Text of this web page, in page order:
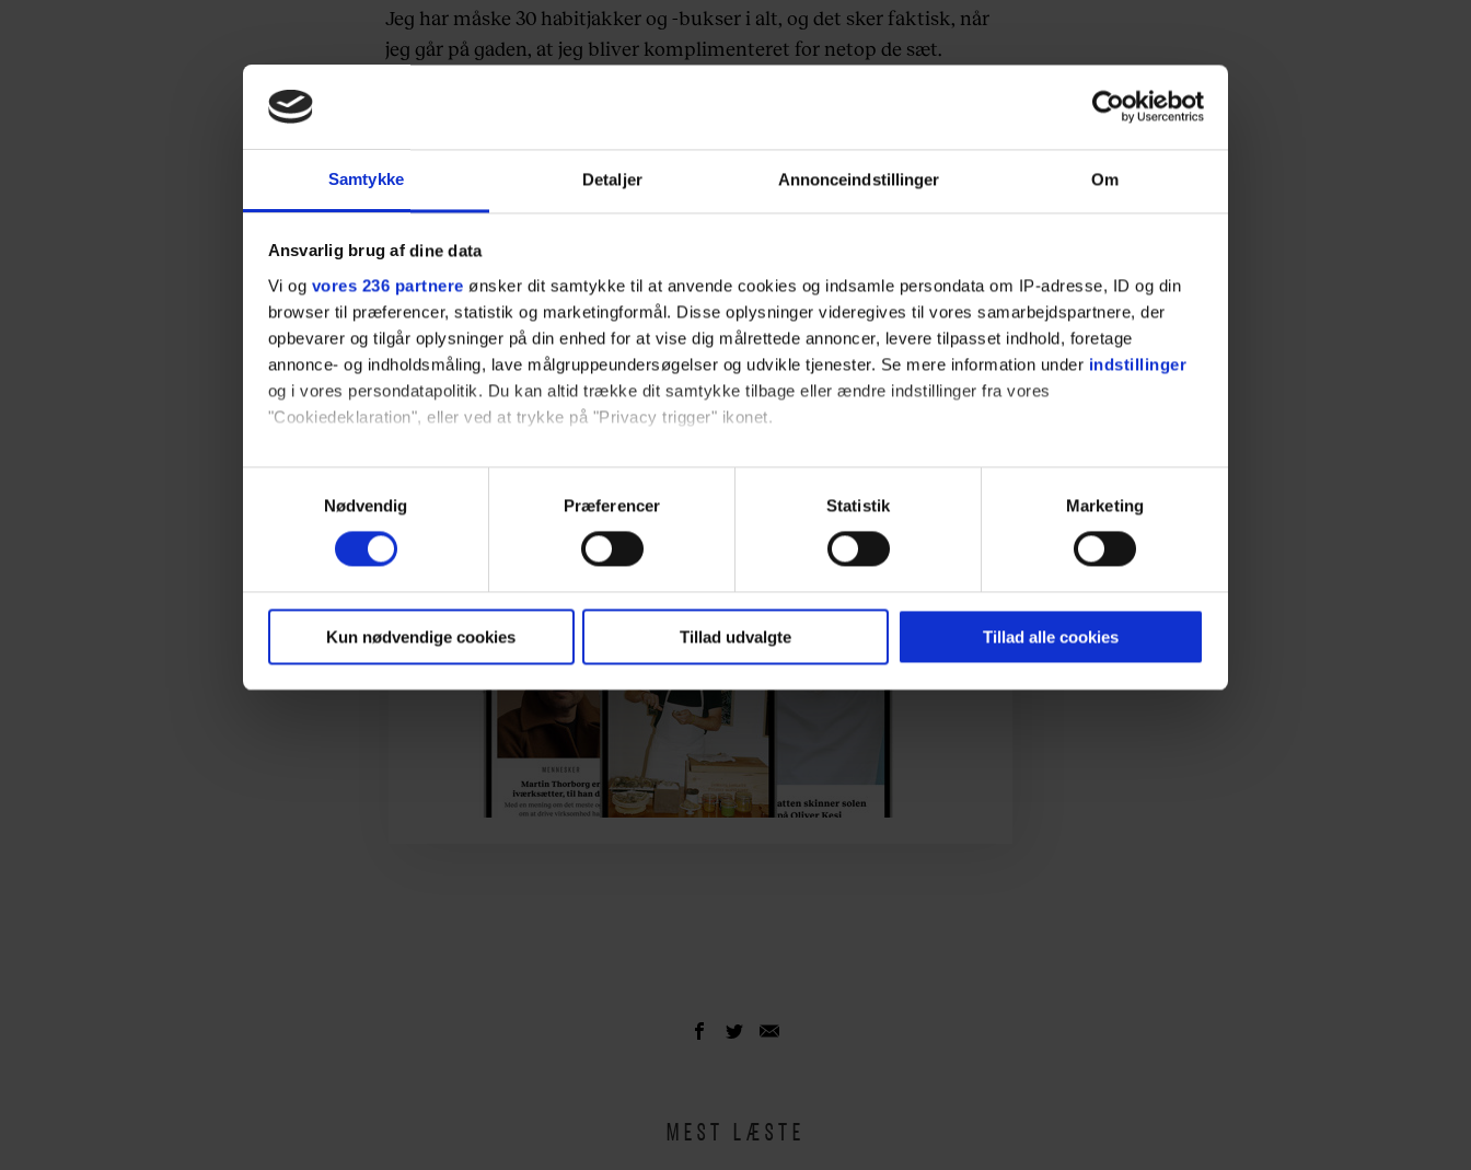
Samtykke Detaljer Annonceindstillinger Om
Ansvarlig brug af dine data
Vi og vores 236 partnere ønsker dit samtykke til at anvende cookies og indsamle persondata om IP-adresse, ID og din
browser til præferencer, statistik og marketingformål. Disse oplysninger videregives til vores samarbejdspartnere, der
opbevarer og tilgår oplysninger på din enhed for at vise dig målrettede annoncer, levere tilpasset indhold, foretage
annonce- og indholdsmåling, lave målgruppeundersøgelser og udvikle tjenester. Se mere information under indstillinger
og i vores persondatapolitik. Du kan altid trække dit samtykke tilbage eller ændre indstillinger fra vores
"Cookiedeklaration", eller ved at trykke på "Privacy trigger" ikonet.
Dine valg anvendes på hele websitet.
Vi ønsker dit samtykke til at indsamle og bruge data for at kunne levere og finansiere relevant journalistisk indhold til dig.
markedsføring, så vi kan optimere vores reklametiltag på sociale medier og til at vise dig funktioner i forbindelse med
Du kan til enhver tid trække dit samtykke tilbage via linket, du finder i vores cookiepolitik. Du kan læse mere om vores
brug af cookies, samarbejdspartnere og behandling af dine personoplysninger i forbindelse hermed i både
cookiepolitik.
Nødvendig
Præferencer Statistik Marketing
Kun nødvendige cookies Tillad udvalgte Tillad alle cookies
Jeg har måske 30 habitjakker og -bukser i alt, og det sker faktisk, når
jeg går på gaden, at jeg bliver komplimenteret for netop de sæt.
’Jeg bliver simpelthen nødt til at sige, at det er det fedeste jakkesæt, du
har på.’
Prøv euroman.dk gratis i 14 dage
Fuld adgang til euroman.dk fra kun 29 kr./md.
Kom igang
Allerede abonnent?Log ind Opret Euroman-konto
MEST LÆSTE